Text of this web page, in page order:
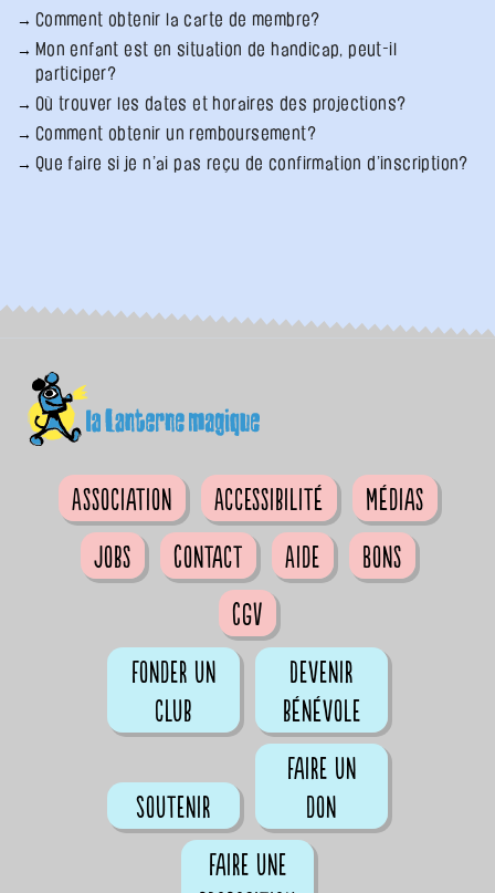
Comment obtenir la carte de membre?
Mon enfant est en situation de handicap, peut-il
participer?
Où trouver les dates et horaires des projections?
Comment obtenir un remboursement?
Que faire si je n’ai pas reçu de confirmation d’inscription?
Association Accessibilité
Médias
Jobs
Contact Aide
Bons
CGV
Fonder un
club
Devenir
bénévole
Soutenir
Faire un
don
Faire une